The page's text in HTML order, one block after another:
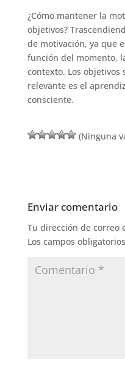
¿Cómo mantener la
objetivos?
de motivación, ya que
función del momento,
contexto. Los
relevante es el
consciente.
(Ninguna
Enviar comentario
Tu dirección de correo
Los campos